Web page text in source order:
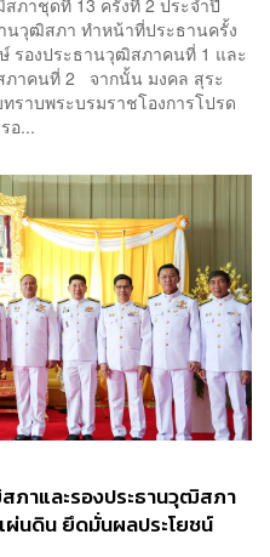
นวุฒิสภา ทำหน้าที่ประธานครั้ง
รองประธานวุฒิสภาคนที่ 1 และ
าคนที่ 2 จากนั้น มงคล สุระ
ราบพระบรมราชโองการโปรด
อ...
ภาและรองประธานวุฒิสภา
นดิน ยึดมั่นผลประโยชน์